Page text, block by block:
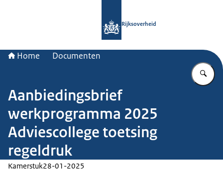
Rijksoverheid
Home Documenten
Aanbiedingsbrief
werkprogramma 2025
Adviescollege toetsing
regeldruk
Kamerstuk28-01-2025